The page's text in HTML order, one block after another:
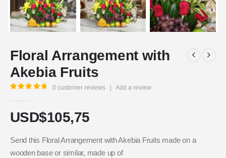
Floral Arrangement with
Akebia Fruits
0 customer reviews | Add a review
USD$105,75
Send this Floral Arrangement with Akebia Fruits made on a
wooden base or similar, made up of